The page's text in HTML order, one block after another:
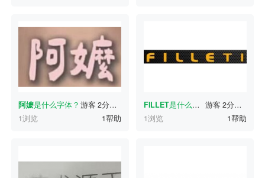
阿嬷是什么字体？ 游客 2分钟前
1浏览
1帮助
FILLET是什么字体？ 游客 2分钟前
1浏览
1帮助